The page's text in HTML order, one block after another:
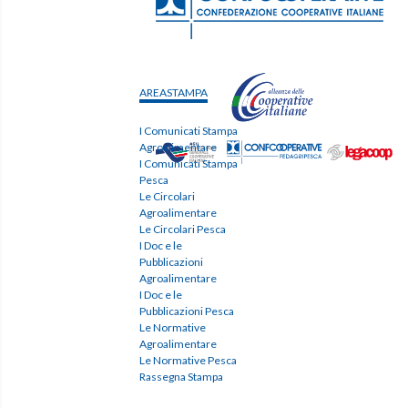
AREASTAMPA
I Comunicati Stampa
Agroalimentare
I Comunicati Stampa
Pesca
Le Circolari
Agroalimentare
Le Circolari Pesca
I Doc e le
Pubblicazioni
Agroalimentare
I Doc e le
Pubblicazioni Pesca
Le Normative
Agroalimentare
Le Normative Pesca
Rassegna Stampa